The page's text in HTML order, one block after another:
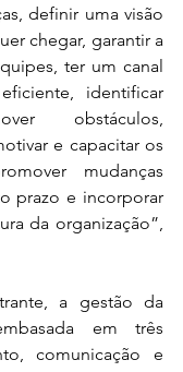
definir uma visão
chegar, garantir a
ter um canal
identificar
obstáculos,
e capacitar os
mudanças
prazo e incorporar
da organização”,
a gestão da
em três
comunicação e